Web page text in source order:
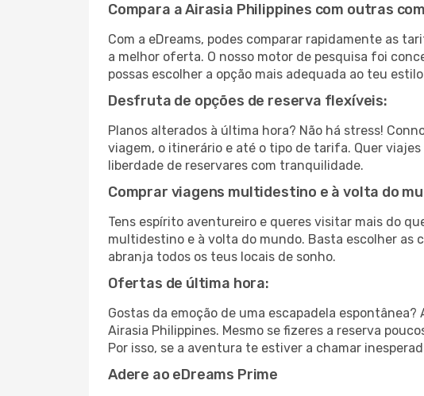
Compara a Airasia Philippines com outras
Com a eDreams, podes comparar rapidamente as
a melhor oferta. O nosso motor de pesquisa foi
possas escolher a opção mais adequada ao teu
Desfruta de opções de reserva flexíveis:
Planos alterados à última hora? Não há stress!
viagem, o itinerário e até o tipo de tarifa. Quer
liberdade de reservares com tranquilidade.
Comprar viagens multidestino e à volta do
Tens espírito aventureiro e queres visitar mais do
multidestino e à volta do mundo. Basta escolher as
abranja todos os teus locais de sonho.
Ofertas de última hora:
Gostas da emoção de uma escapadela
Airasia Philippines. Mesmo se fizeres a reserva
Por isso, se a aventura te estiver a chamar
Adere ao eDreams Prime